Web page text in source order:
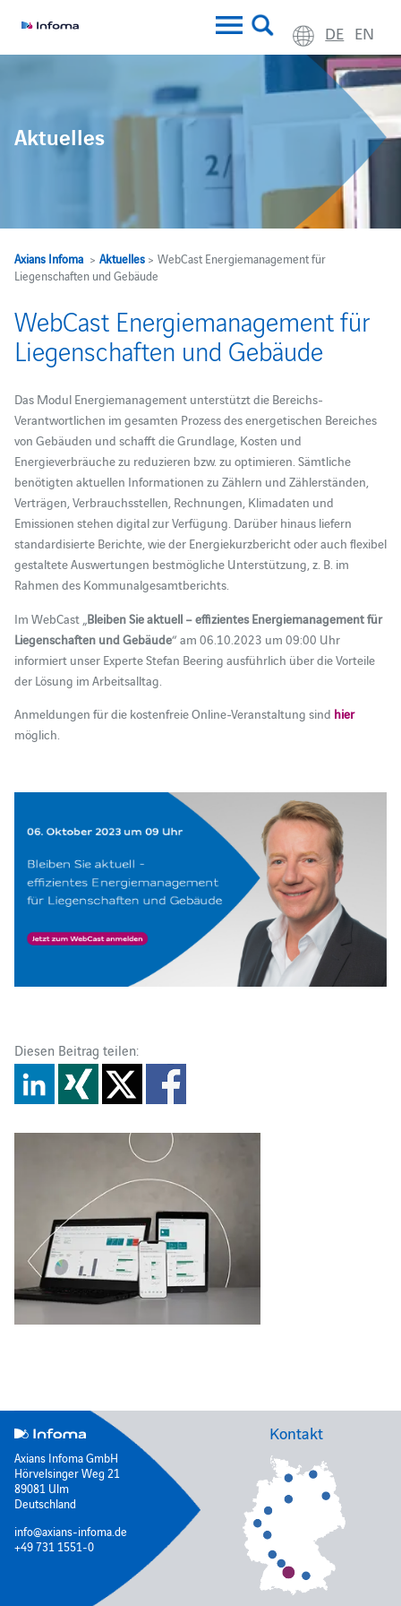
DE EN
Aktuelles
Axians Infoma> Aktuelles> WebCast Energiemanagement für
Liegenschaften und Gebäude
WebCast Energiemanagement für
Liegenschaften und Gebäude
Das Modul Energiemanagement unterstützt die Bereichs-
Verantwortlichen im gesamten Prozess des energetischen Bereiches
von Gebäuden und schafft die Grundlage, Kosten und
Energieverbräuche zu reduzieren bzw. zu optimieren. Sämtliche
benötigten aktuellen Informationen zu Zählern und Zählerständen,
Verträgen, Verbrauchsstellen, Rechnungen, Klimadaten und
Emissionen stehen digital zur Verfügung. Darüber hinaus liefern
standardisierte Berichte, wie der Energiekurzbericht oder auch flexibel
gestaltete Auswertungen bestmögliche Unterstützung, z. B. im
Rahmen des Kommunalgesamtberichts.
Im WebCast „Bleiben Sie aktuell – effizientes Energiemanagement für
Liegenschaften und Gebäude“ am 06.10.2023 um 09:00 Uhr
informiert unser Experte Stefan Beering ausführlich über die Vorteile
der Lösung im Arbeitsalltag.
Anmeldungen für die kostenfreie Online-Veranstaltung sind hier
möglich.
Diesen Beitrag teilen:
Axians Infoma GmbH
Hörvelsinger Weg 21
89081 Ulm
Deutschland
info@axians-infoma.de
+49 731 1551-0
Kontakt